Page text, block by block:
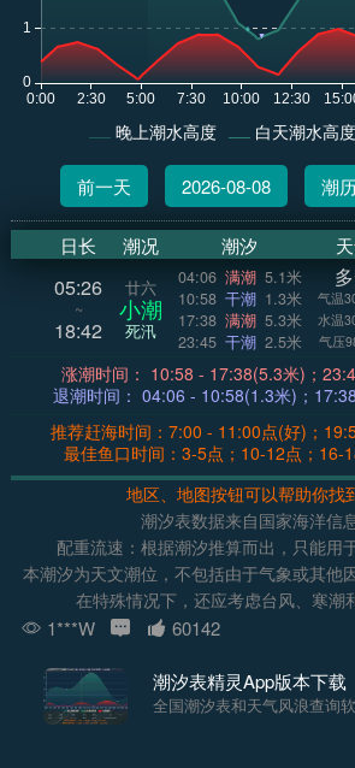
晚上潮水高度 白天潮水高度
前一天 2026-08-08 潮
日长 潮况 潮汐
05:26
~
18:42
廿六
小潮
死汛
04:06 满潮 5.1米
10:58 干潮 1.3米
17:38 满潮 5.3米
23:45 干潮 2.5米
气温
水温
气压
涨潮时间： 10:58 - 17:38(5.3米)
退潮时间： 04:06 - 10:58(1.3米)；
推荐赶海时间：7:00 - 11:00点(好)；
最佳鱼口时间：3-5点；10-12点；16-
地区、地图按钮可以帮助你找
潮汐表数据来自国家海洋信
配重流速：根据潮汐推算而出，只能用
本潮汐为天文潮位，不包括由于气象或其他
在特殊情况下，还应考虑台风、寒潮
1***W 60142
潮汐表精灵App版本下载
全国潮汐表和天气风浪查询软